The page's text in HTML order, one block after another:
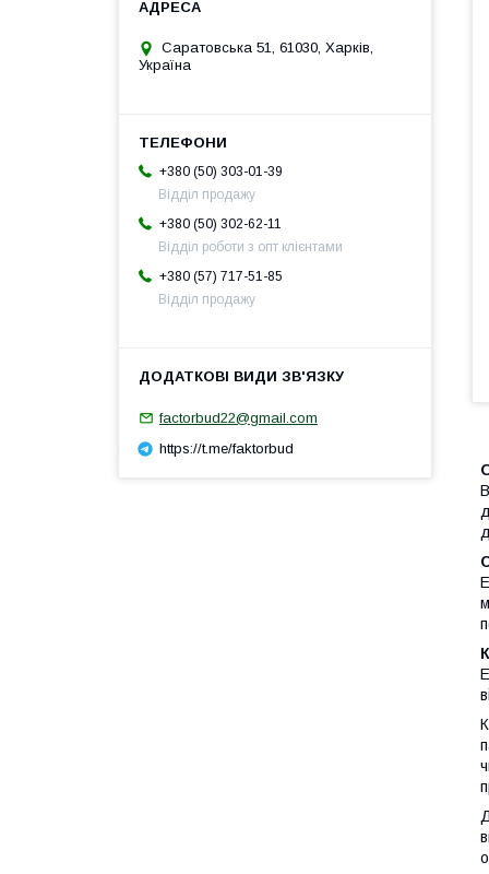
Саратовська 51, 61030, Харків,
Україна
+380 (50) 303-01-39
Відділ продажу
+380 (50) 302-62-11
Відділ роботи з опт клієнтами
+380 (57) 717-51-85
Відділ продажу
factorbud22@gmail.com
https://t.me/faktorbud